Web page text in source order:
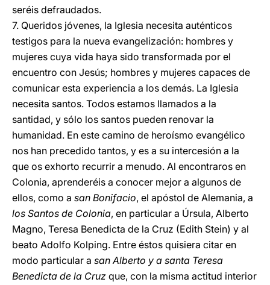
seréis defraudados.
7. Queridos jóvenes, la Iglesia necesita auténticos
testigos para la nueva evangelización: hombres y
mujeres cuya vida haya sido transformada por el
encuentro con Jesús; hombres y mujeres capaces de
comunicar esta experiencia a los demás. La Iglesia
necesita santos. Todos estamos llamados a la
santidad, y sólo los santos pueden renovar la
humanidad. En este camino de heroísmo evangélico
nos han precedido tantos, y es a su intercesión a la
que os exhorto recurrir a menudo. Al encontraros en
Colonia, aprenderéis a conocer mejor a algunos de
ellos, como a san Bonifacio, el apóstol de Alemania, a
los Santos de Colonia, en particular a Úrsula, Alberto
Magno, Teresa Benedicta de la Cruz (Edith Stein) y al
beato Adolfo Kolping. Entre éstos quisiera citar en
modo particular a san Alberto y a santa Teresa
Benedicta de la Cruz que, con la misma actitud interior